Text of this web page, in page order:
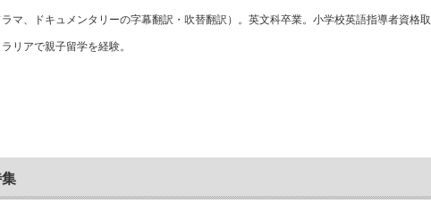
マ、ドキュメンタリーの字幕翻訳・吹替翻訳）。英文科卒業。小学校英語指導者資格取
リアで親子留学を経験。